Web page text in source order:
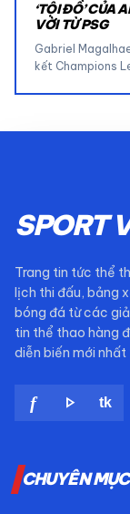
‘TỘI ĐỒ’ CỦA
VỜI TỪ PSG
Gabriel
kết Champions
SPORT
Trang tin tức thể
lịch thi đấu, bảng
bóng đá từ các
tin thể thao hàng
diễn biến mới
f play_arrow tk
CHUYÊN MỤC